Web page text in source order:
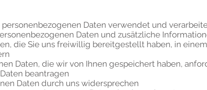
Daten verwendet und
Daten und zusätzliche
die Sie uns freiwillig bereitgestellt haben, in
Daten, die wir von Ihnen gespeichert haben,
beantragen
Daten durch uns widersprechen